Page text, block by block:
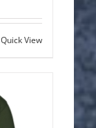
Quick View